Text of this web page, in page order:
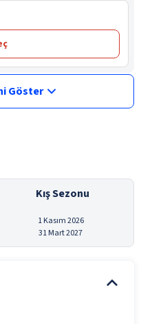
Göster
Kış Sezonu
1 Kasım 2026
31 Mart 2027